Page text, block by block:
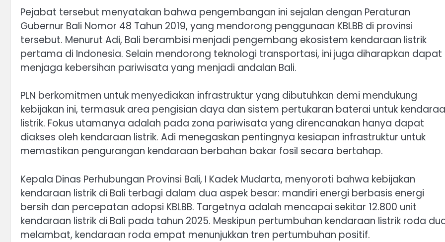
Pejabat tersebut menyatakan bahwa pengembangan ini sejalan dengan Peraturan
Gubernur Bali Nomor 48 Tahun 2019, yang mendorong penggunaan KBLBB di provinsi
tersebut. Menurut Adi, Bali berambisi menjadi pengembang ekosistem kendaraan listrik
pertama di Indonesia. Selain mendorong teknologi transportasi, ini juga diharapkan dapat
menjaga kebersihan pariwisata yang menjadi andalan Bali.
PLN berkomitmen untuk menyediakan infrastruktur yang dibutuhkan demi mendukung
kebijakan ini, termasuk area pengisian daya dan sistem pertukaran baterai untuk
listrik. Fokus utamanya adalah pada zona pariwisata yang direncanakan hanya dapat
diakses oleh kendaraan listrik. Adi menegaskan pentingnya kesiapan infrastruktur untuk
memastikan pengurangan kendaraan berbahan bakar fosil secara bertahap.
Kepala Dinas Perhubungan Provinsi Bali, I Kadek Mudarta, menyoroti bahwa kebijakan
kendaraan listrik di Bali terbagi dalam dua aspek besar: mandiri energi berbasis energi
bersih dan percepatan adopsi KBLBB. Targetnya adalah mencapai sekitar 12.800 unit
kendaraan listrik di Bali pada tahun 2025. Meskipun pertumbuhan kendaraan listrik roda
melambat, kendaraan roda empat menunjukkan tren pertumbuhan positif.